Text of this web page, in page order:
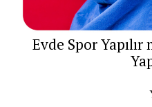
Evde Spor Yapılır